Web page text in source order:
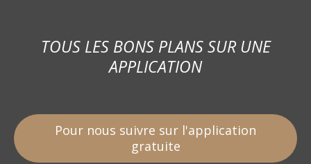
TOUS LES BONS PLANS SUR UNE
APPLICATION
Pour nous suivre sur l'application
gratuite